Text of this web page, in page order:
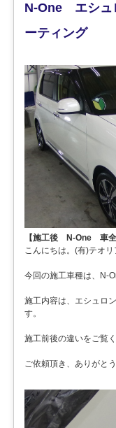
N-One エシュ
ーティング
【施工後 N-One 車全
こんにちは。(有)テオリ
今回の施工車種は、N-
施工内容は、エシュロ
す。
施工前後の違いをご覧
ご依頼頂き、ありがと